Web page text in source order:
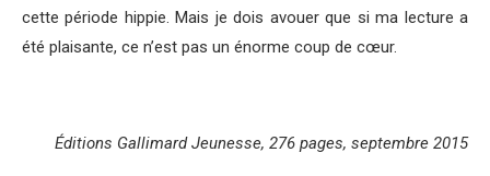
cette période hippie. Mais je dois avouer que si ma lecture a
été plaisante, ce n’est pas un énorme coup de cœur.
Éditions Gallimard Jeunesse, 276 pages, septembre 2015